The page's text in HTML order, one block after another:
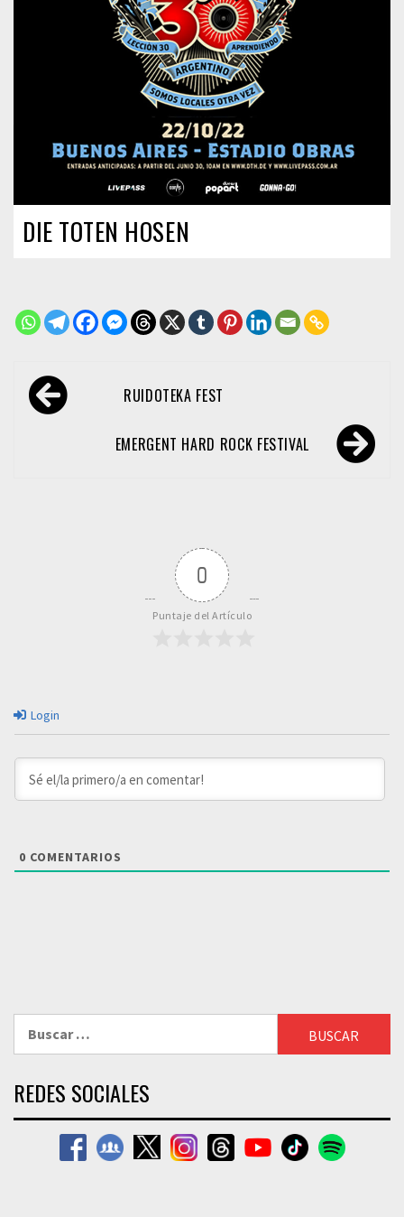
DIE TOTEN HOSEN
Navegación
de RUIDOTEKA FEST
EMERGENT HARD ROCK FESTIVAL
0
Puntaje del Artículo
Login
0 COMENTARIOS
REDES SOCIALES